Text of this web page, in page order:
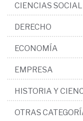
CIENCIAS
DERECHO
ECONOMÍA
EMPRESA
HISTORIA Y
OTRAS